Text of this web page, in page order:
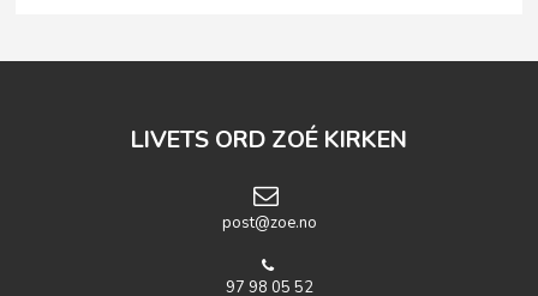
LIVETS ORD ZOÉ KIRKEN
post@zoe.no
97 98 05 52